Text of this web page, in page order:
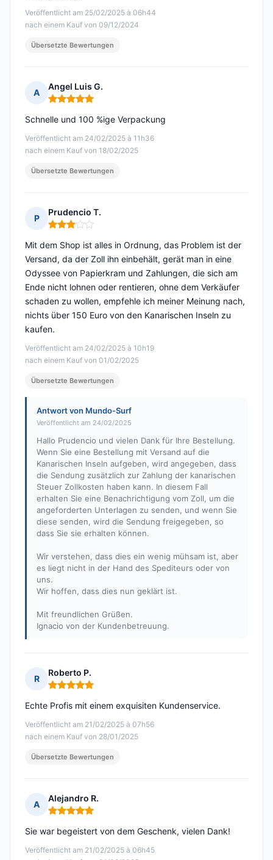
Veröffentlicht am 25/02/2025 à 06h44
nach einem Kauf von 09/12/2024
Übersetzte Bewertungen
A
Angel Luis G.
Hinweis: 5 von 5
Veröffentlicht am 24/02/2025 à 11h36
nach einem Kauf von 18/02/2025
Schnelle und 100 %ige Verpackung
Übersetzte Bewertungen
P
Prudencio T.
Hinweis: 3 von 5
Veröffentlicht am 24/02/2025 à 10h19
nach einem Kauf von 01/02/2025
Mit dem Shop ist alles in Ordnung, das Problem ist der
Versand, da der Zoll ihn einbehält, gerät man in eine
Odyssee von Papierkram und Zahlungen, die sich am
Ende nicht lohnen oder rentieren, ohne dem Verkäufer
schaden zu wollen, empfehle ich meiner Meinung nach,
nichts über 150 Euro von den Kanarischen Inseln zu
kaufen.
Übersetzte Bewertungen
Antwort von Mundo-Surf
Veröffentlicht am 24/02/2025
Hallo Prudencio und vielen Dank für Ihre Bestellung.
Wenn Sie eine Bestellung mit Versand auf die
Kanarischen Inseln aufgeben, wird angegeben, dass
die Sendung zusätzlich zur Zahlung der kanarischen
Steuer Zollkosten haben kann. In diesem Fall
erhalten Sie eine Benachrichtigung vom Zoll, um die
angeforderten Unterlagen zu senden, und wenn Sie
diese senden, wird die Sendung freigegeben, so
dass Sie sie erhalten können.
Wir verstehen, dass dies ein wenig mühsam ist, aber
es liegt nicht in der Hand des Spediteurs oder von
uns.
Wir hoffen, dass dies nun geklärt ist.
Mit freundlichen Grüßen.
Ignacio von der Kundenbetreuung.
R
Roberto P.
Hinweis: 5 von 5
Veröffentlicht am 21/02/2025 à 07h56
nach einem Kauf von 28/01/2025
Echte Profis mit einem exquisiten Kundenservice.
Übersetzte Bewertungen
A
Alejandro R.
Hinweis: 5 von 5
Veröffentlicht am 21/02/2025 à 06h45
Sie war begeistert von dem Geschenk, vielen Dank!